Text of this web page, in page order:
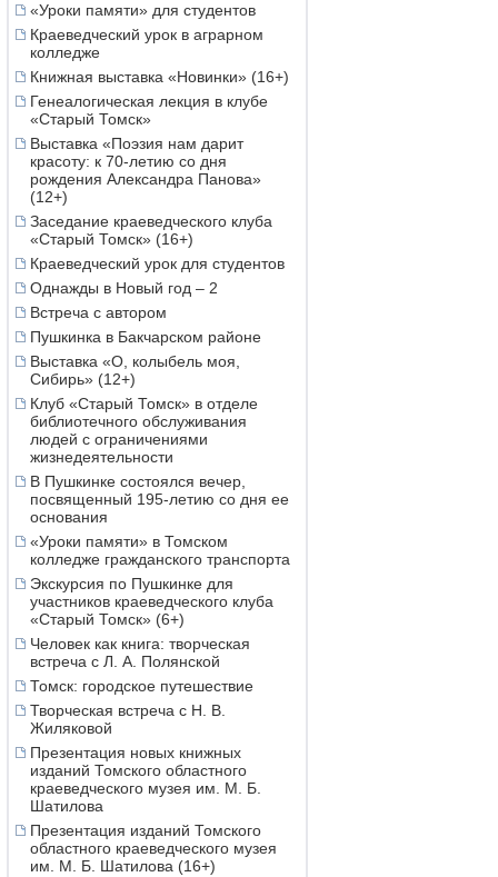
«Уроки памяти» для студентов
Краеведческий урок в аграрном
колледже
Книжная выставка «Новинки» (16+)
Генеалогическая лекция в клубе
«Старый Томск»
Выставка «Поэзия нам дарит
красоту: к 70-летию со дня
рождения Александра Панова»
(12+)
Заседание краеведческого клуба
«Старый Томск» (16+)
Краеведческий урок для студентов
Однажды в Новый год – 2
Встреча с автором
Пушкинка в Бакчарском районе
Выставка «О, колыбель моя,
Сибирь» (12+)
Клуб «Старый Томск» в отделе
библиотечного обслуживания
людей с ограничениями
жизнедеятельности
В Пушкинке состоялся вечер,
посвященный 195-летию со дня ее
основания
«Уроки памяти» в Томском
колледже гражданского транспорта
Экскурсия по Пушкинке для
участников краеведческого клуба
«Старый Томск» (6+)
Человек как книга: творческая
встреча с Л. А. Полянской
Томск: городское путешествие
Творческая встреча с Н. В.
Жиляковой
Презентация новых книжных
изданий Томского областного
краеведческого музея им. М. Б.
Шатилова
Презентация изданий Томского
областного краеведческого музея
им. М. Б. Шатилова (16+)